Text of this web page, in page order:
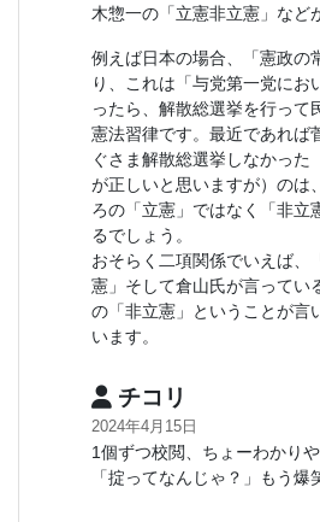
木惣一の「立憲非立憲」など
例えば日本の場合、「憲政の
り、これは「与党第一党にお
ったら、解散総選挙を行って
憲法習律です。最近であれば
ぐさま解散総選挙しなかった
が正しいと思いますが）のは
ろの「立憲」ではなく「非立
るでしょう。
おそらく二項関係でいえば、
憲」そして倉山氏が言ってい
の「非立憲」ということが言
います。
チコリ
2024年4月15日
1個ずつ校閲、ちょーわかりや
「掟ってなんじゃ？」もう爆